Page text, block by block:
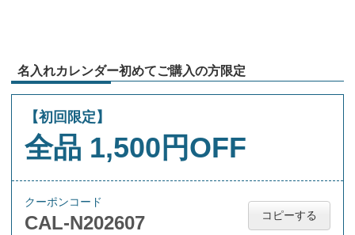
名入れカレンダー初めてご購入の方限定
【初回限定】
全品 1,500円OFF
クーポンコード
CAL-N202607 コピーする